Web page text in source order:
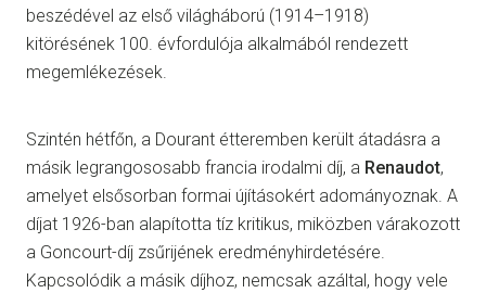
beszédével az első világháború (1914–1918)
kitörésének 100. évfordulója alkalmából rendezett
megemlékezések.
Szintén hétfőn, a Dourant étteremben került átadásra a
másik legrangososabb francia irodalmi díj, a Renaudot,
amelyet elsősorban formai újításokért adományoznak. A
díjat 1926-ban alapította tíz kritikus, miközben várakozott
a Goncourt-díj zsűrijének eredményhirdetésére.
Kapcsolódik a másik díjhoz, nemcsak azáltal, hogy vele